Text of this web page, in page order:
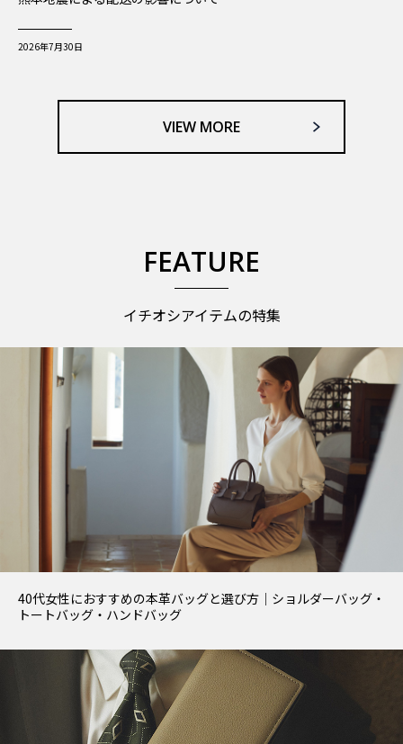
2026年7月30日
VIEW MORE
FEATURE
イチオシアイテムの特集
40代女性におすすめの本革バッグと選び方｜ショルダーバッグ・
トートバッグ・ハンドバッグ